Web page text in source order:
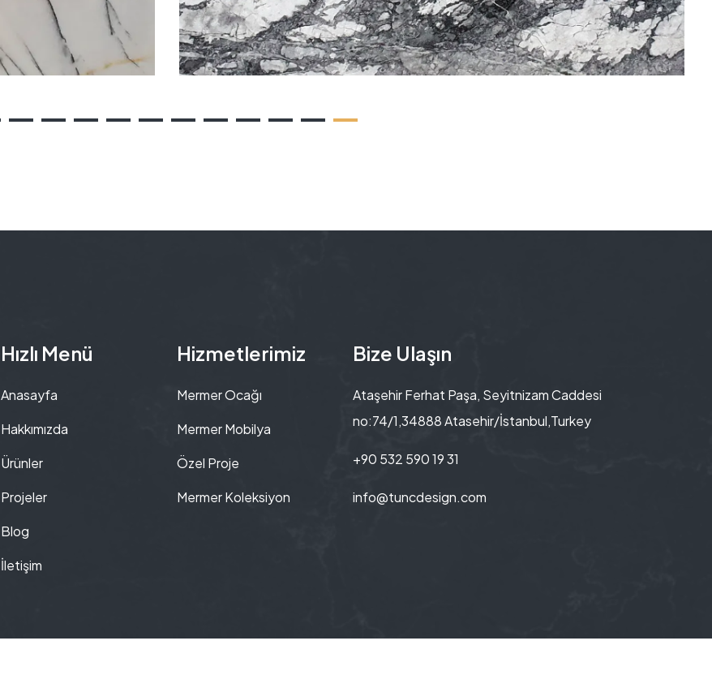
Hızlı Menü
Anasayfa
Hakkımızda
Ürünler
Projeler
Blog
İletişim
Hizmetlerimiz
Mermer Ocağı
Mermer Mobilya
Özel Proje
Mermer Koleksiyon
Bize Ulaşın
Ataşehir Ferhat Paşa, Seyitnizam Caddesi
no:74/1,34888 Atasehir/İstanbul,Turkey
+90 532 590 19 31
info@tuncdesign.com